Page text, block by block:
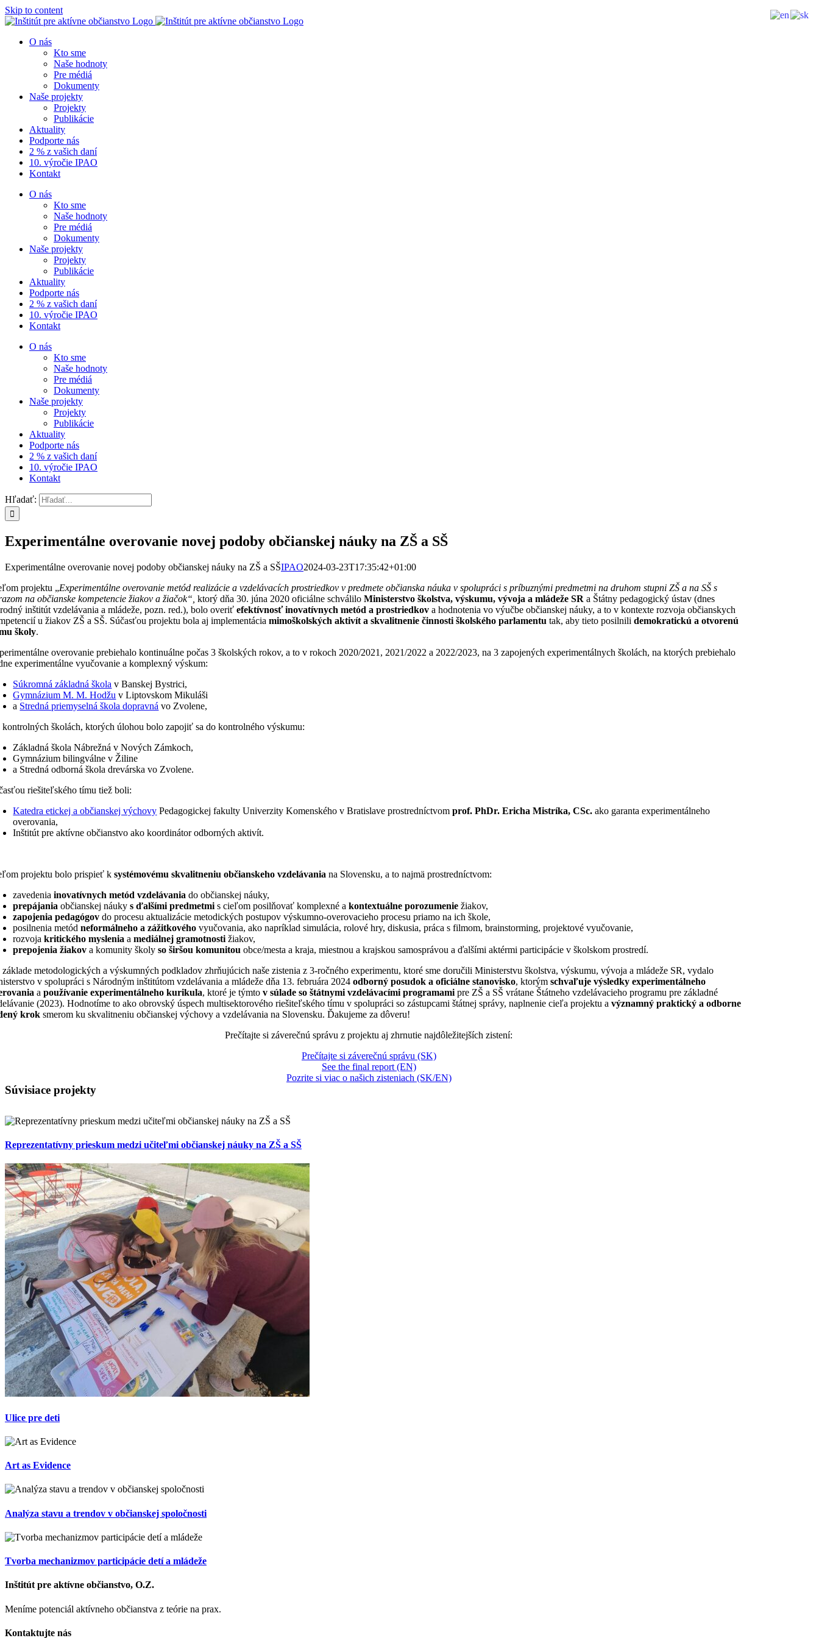
Skip to content
O nás
Kto sme
Naše hodnoty
Pre médiá
Dokumenty
Naše projekty
Projekty
Publikácie
Aktuality
Podporte nás
2 % z vašich daní
10. výročie IPAO
Kontakt
O nás
Kto sme
Naše hodnoty
Pre médiá
Dokumenty
Naše projekty
Projekty
Publikácie
Aktuality
Podporte nás
2 % z vašich daní
10. výročie IPAO
Kontakt
O nás
Kto sme
Naše hodnoty
Pre médiá
Dokumenty
Naše projekty
Projekty
Publikácie
Aktuality
Podporte nás
2 % z vašich daní
10. výročie IPAO
Kontakt
Hľadať:
Experimentálne overovanie novej podoby občianskej náuky na ZŠ a SŠ
Experimentálne overovanie novej podoby občianskej náuky na ZŠ a SŠIPAO2024-03-23T17:35:42+01:00
projektu „Experimentálne overovanie metód realizácie a vzdelávacích prostriedkov v predmete občianska náuka v spolupráci s príbuznými predmetmi na druhom stupni ZŠ a na SŠ s
na občianske kompetencie žiakov a žiačok“,ktorý dňa 30. júna 2020 oficiálne schválilo Ministerstvo školstva, výskumu, vývoja a mládeže SR a Štátny pedagogický ústav (dnes
inštitút vzdelávania a mládeže, pozn. red.),bolo overiť efektívnosť inovatívnych metód a prostriedkov a hodnotenia vo výučbe občianskej náuky, a to v kontexte rozvoja občianskych
u žiakov ZŠ a SŠ. Súčasťou projektu bola aj implementáciamimoškolských aktivít a skvalitnenie činnosti školského parlamentu tak, aby tieto posilnili demokratickú a otvorenú
školy.
overovanie prebiehalo kontinuálne počas 3 školských rokov, a to v rokoch 2020/2021, 2021/2022 a 2022/2023, na 3 zapojených experimentálnych školách, na ktorých prebiehalo
experimentálne vyučovanie a komplexný výskum:
Súkromná základná škola v Banskej Bystrici,
Gymnázium M. M. Hodžu v Liptovskom Mikuláši
a Stredná priemyselná škola dopravná vo Zvolene,
kontrolných školách, ktorých úlohou bolo zapojiť sa do kontrolného výskumu:
Základná škola Nábrežná v Nových Zámkoch,
Gymnázium bilingválne v Žiline
a Stredná odborná škola drevárska vo Zvolene.
riešiteľského tímu tiež boli:
Katedra etickej a občianskej výchovy Pedagogickej fakulty Univerzity Komenského v Bratislave prostredníctvomprof. PhDr. Ericha Mistríka, CSc.ako garanta experimentálneho
overovania,
Inštitút pre aktívne občianstvo ako koordinátor odborných aktivít.
projektu bolo prispieť ksystémovému skvalitneniu občianskeho vzdelávania na Slovensku, a to najmä prostredníctvom:
zavedeniainovatívnych metód vzdelávania do občianskej náuky,
prepájania občianskej náukys ďalšími predmetmi s cieľom posilňovať komplexné akontextuálne porozumenie žiakov,
zapojenia pedagógov do procesu aktualizácie metodických postupov výskumno-overovacieho procesu priamo na ich škole,
posilnenia metódneformálneho a zážitkového vyučovania, ako napríklad simulácia, rolové hry, diskusia, práca s filmom, brainstorming, projektové vyučovanie,
rozvojakritického myslenia amediálnej gramotnosti žiakov,
prepojenia žiakov a komunity školyso širšou komunitou obce/mesta a kraja, miestnou a krajskou samosprávou a ďalšími aktérmi participácie v školskom prostredí.
základe metodologických a výskumných podkladov zhrňujúcich naše zistenia z 3-ročného experimentu, ktoré sme doručili Ministerstvu školstva, výskumu, vývoja a mládeže SR, vydalo
v spolupráci s Národným inštitútom vzdelávania a mládeže dňa 13. februára 2024odborný posudok a oficiálne stanovisko, ktorým schvaľuje výsledky experimentálneho
apoužívanie experimentálneho kurikula, ktoré je týmtov súlade so štátnymi vzdelávacími programamipre ZŠ a SŠ vrátane Štátneho vzdelávacieho programu pre základné
(2023). Hodnotíme to ako obrovský úspech multisektorového riešiteľského tímu v spolupráci so zástupcami štátnej správy, naplnenie cieľa projektu avýznamný praktický a odborne
krok smerom ku skvalitneniu občianskej výchovy a vzdelávania na Slovensku. Ďakujeme za dôveru!
Prečítajte si záverečnú správu z projektu aj zhrnutie najdôležitejších zistení:
Prečítajte si záverečnú správu (SK)
See the final report (EN)
Pozrite si viac o našich zisteniach (SK/EN)
Súvisiace projekty
Reprezentatívny prieskum medzi učiteľmi občianskej náuky na ZŠ a SŠ
Ulice pre deti
Art as Evidence
Analýza stavu a trendov v občianskej spoločnosti
Tvorba mechanizmov participácie detí a mládeže
Inštitút pre aktívne občianstvo, O.Z.
Meníme potenciál aktívneho občianstva z teórie na prax.
Kontaktujte nás